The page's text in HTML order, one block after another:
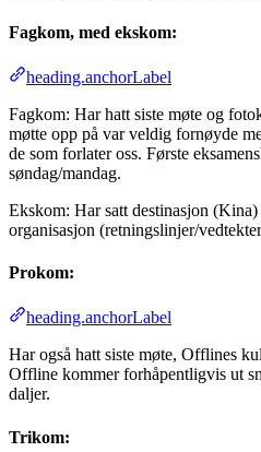
Fagkom, med ekskom:
heading.anchorLabel
Fagkom: Har hatt siste møte og
møtte opp på var veldig fornøyde
de som forlater oss. Første
søndag/mandag.
Ekskom: Har satt destinasjon
organisasjon (retningslinjer/
Prokom:
heading.anchorLabel
Har også hatt siste møte, Offlines
Offline kommer forhåpentligvis ut
daljer.
Trikom: